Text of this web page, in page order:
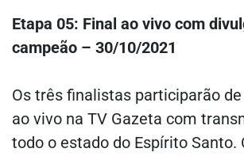
Etapa 05: Final ao vivo com
campeão – 30/10/2021
Os três finalistas participarão
ao vivo na TV Gazeta com
todo o estado do Espírito Santo.